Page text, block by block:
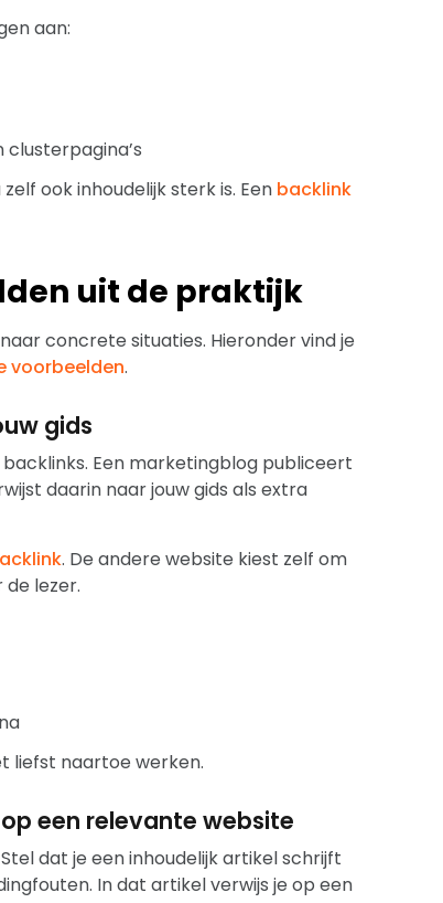
aan:
ook inhoudelijk sterk is. Een backlink
uit de praktijk
concrete situaties. Hieronder vind je
voorbeelden.
gids
Een marketingblog publiceert
daarin naar jouw gids als extra
. De andere website kiest zelf om
lezer.
liefst naartoe werken.
een relevante website
dat je een inhoudelijk artikel schrijft
In dat artikel verwijs je op een